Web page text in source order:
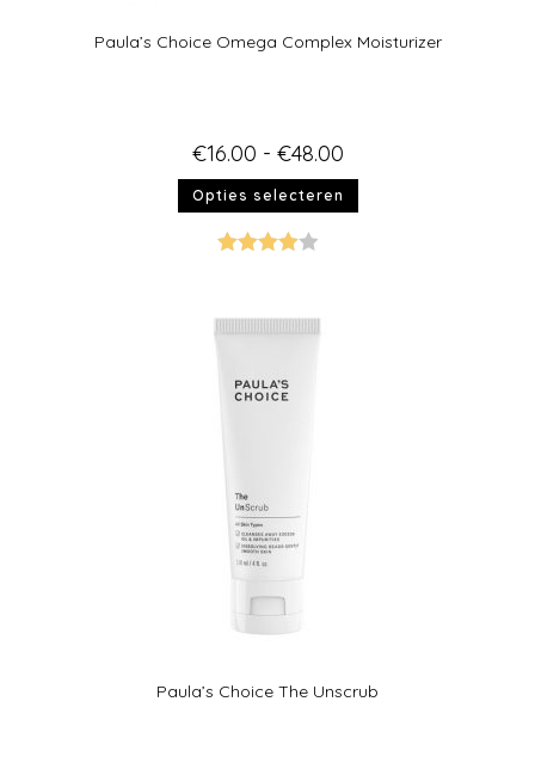
Paula’s Choice Omega Complex Moisturizer
€16.00 - €48.00
Opties selecteren
Paula’s Choice The Unscrub